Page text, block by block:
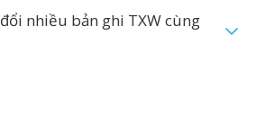
nhiều bản ghi TXW cùng